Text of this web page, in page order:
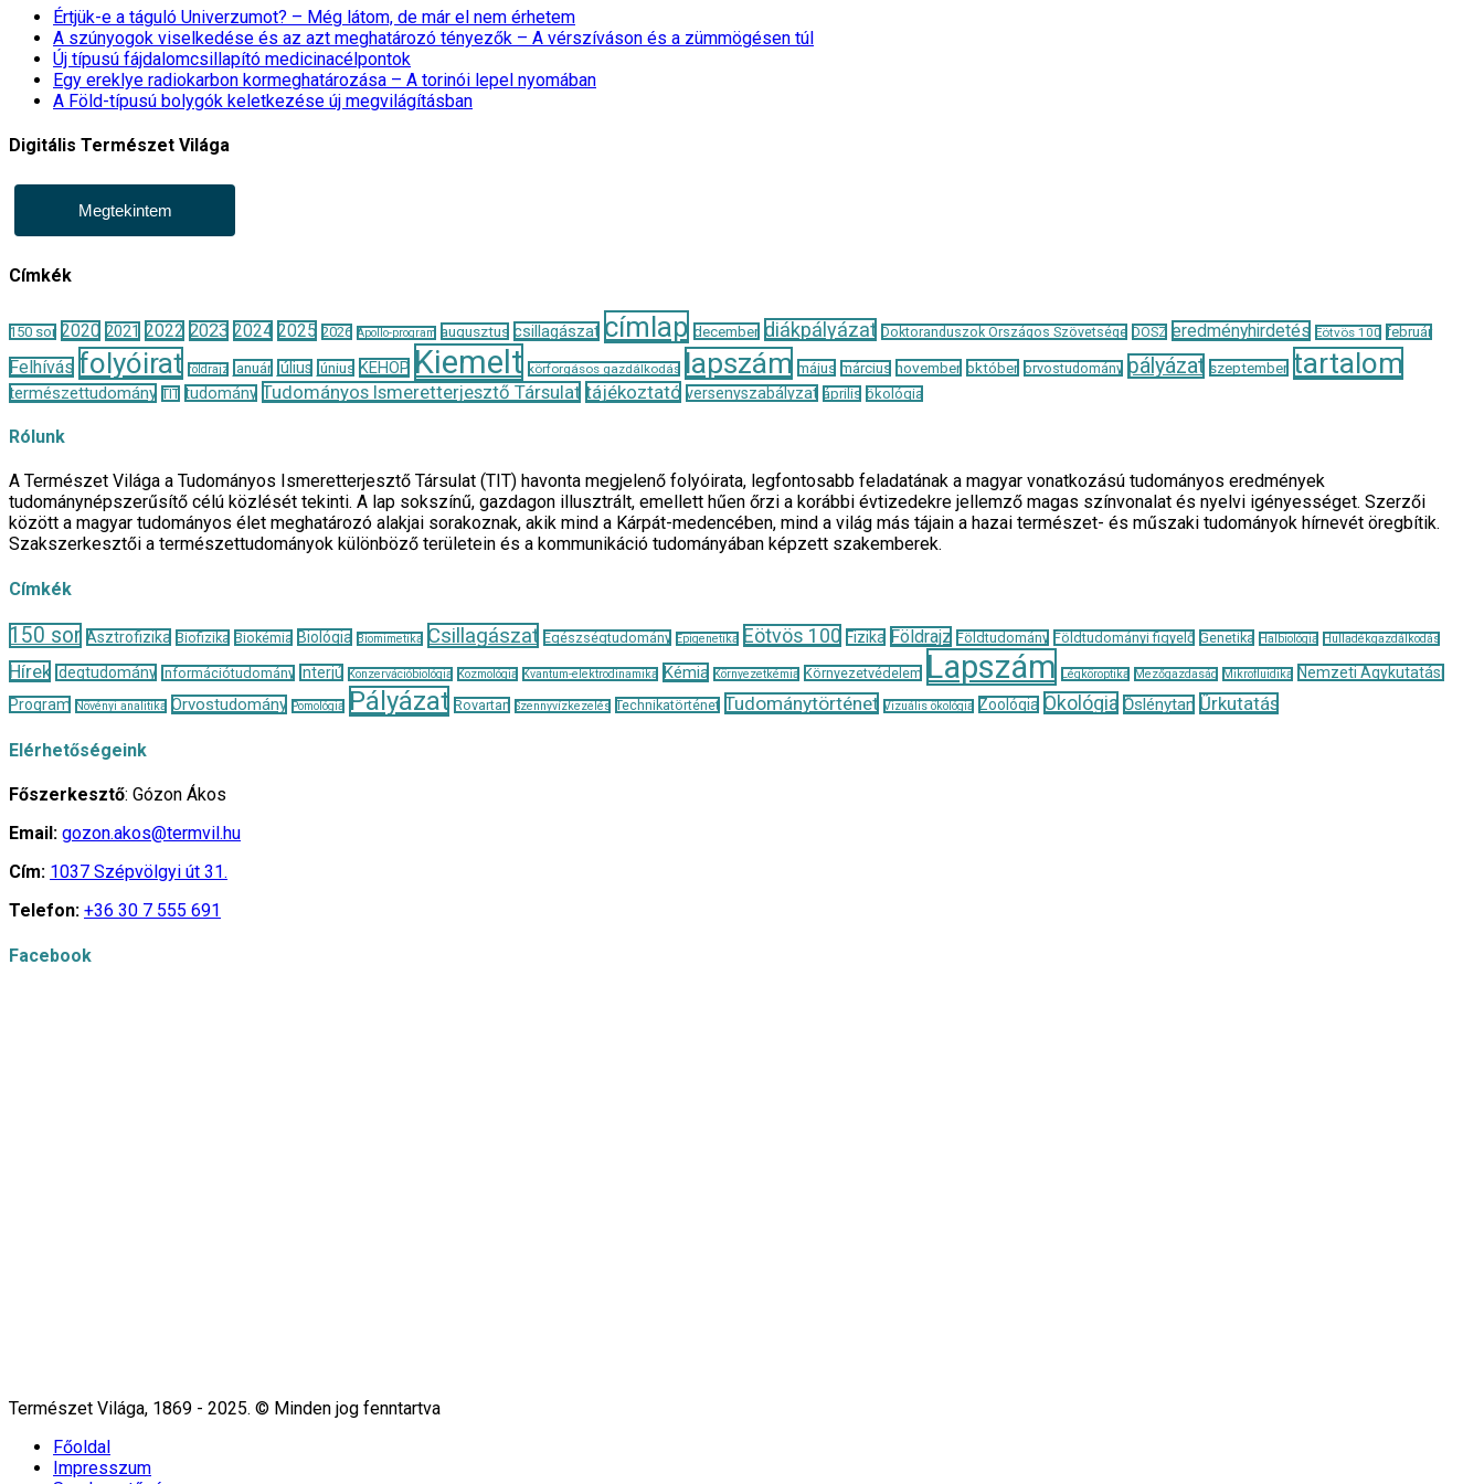
Értjük-e a táguló Univerzumot? – Még látom, de már el nem érhetem
A szúnyogok viselkedése és az azt meghatározó tényezők – A vérszíváson és a zümmögésen túl
Új típusú fájdalomcsillapító medicinacélpontok
Egy ereklye radiokarbon kormeghatározása – A torinói lepel nyomában
A Föld-típusú bolygók keletkezése új megvilágításban
Digitális Természet Világa
Megtekintem
Címkék
150 sor 2020 2021 2022 2023 2024 2025 2026 Apollo-program augusztus csillagászat címlap december diákpályázat Doktoranduszok Országos Szövetsége DOSZ eredményhirdetés Eötvös 100 február
Felhívás folyóirat földrajz január július június KEHOP Kiemelt körforgásos gazdálkodás lapszám május március november október orvostudomány pályázat szeptember tartalom
természettudomány TIT tudomány Tudományos Ismeretterjesztő Társulat tájékoztató versenyszabályzat április ökológia
Rólunk
A Természet Világa a Tudományos Ismeretterjesztő Társulat (TIT) havonta megjelenő folyóirata, legfontosabb feladatának a magyar vonatkozású tudományos eredmények
tudománynépszerűsítő célú közlését tekinti. A lap sokszínű, gazdagon illusztrált, emellett hűen őrzi a korábbi évtizedekre jellemző magas színvonalat és nyelvi igényességet. Szerzői
között a magyar tudományos élet meghatározó alakjai sorakoznak, akik mind a Kárpát-medencében, mind a világ más tájain a hazai természet- és műszaki tudományok hírnevét öregbítik.
Szakszerkesztői a természettudományok különböző területein és a kommunikáció tudományában képzett szakemberek.
Címkék
150 sor Asztrofizika Biofizika Biokémia Biológia Biomimetika Csillagászat Egészségtudomány Epigenetika Eötvös 100 Fizika Földrajz Földtudomány Földtudományi figyelő Genetika Halbiológia Hulladékgazdálkodás
Hírek Idegtudomány Információtudomány Interjú Konzervációbiológia Kozmológia Kvantum-elektrodinamika Kémia Környezetkémia Környezetvédelem Lapszám Légköroptika Mezőgazdaság Mikrofluidika
Nemzeti Agykutatási
Program
Növényi analitika Orvostudomány Pomológia Pályázat Rovartan Szennyvízkezelés Technikatörténet Tudománytörténet Vizuális ökológia Zoológia Ökológia Őslénytan Űrkutatás
Elérhetőségeink
Főszerkesztő: Gózon Ákos
Email: gozon.akos@termvil.hu
Cím: 1037 Szépvölgyi út 31.
Telefon: +36 30 7 555 691
Facebook
Természet Világa, 1869 - 2025. © Minden jog fenntartva
Főoldal
Impresszum